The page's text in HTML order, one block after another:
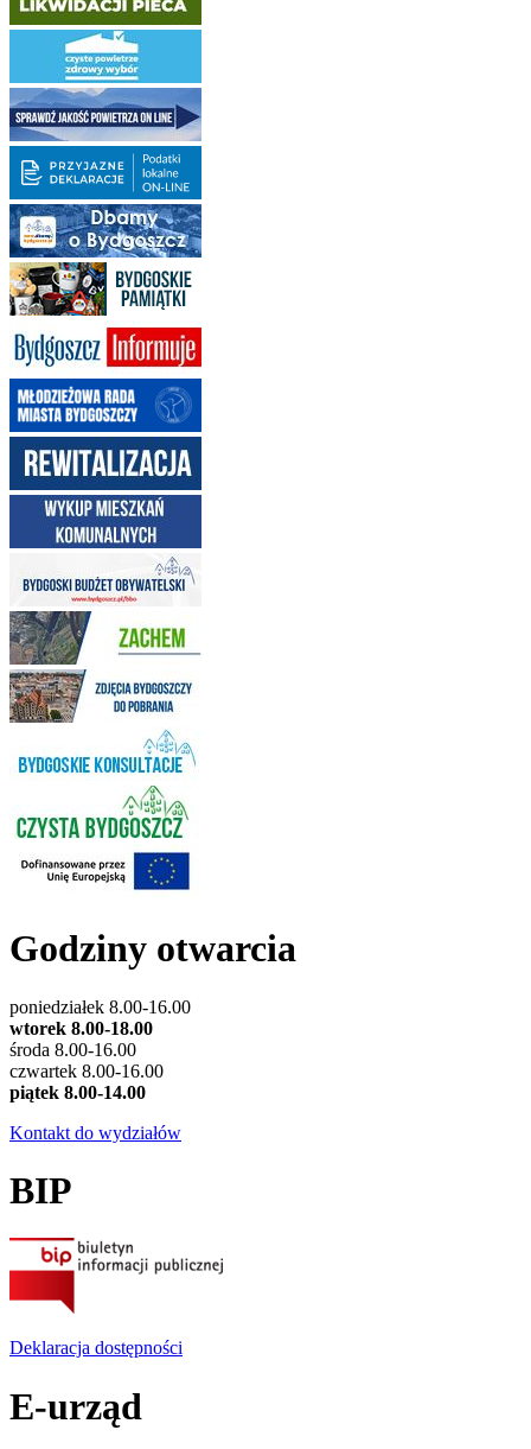
Godziny otwarcia
poniedziałek 8.00-16.00
wtorek 8.00-18.00
środa 8.00-16.00
czwartek 8.00-16.00
piątek 8.00-14.00
Kontakt do wydziałów
BIP
Deklaracja dostępności
E-urząd